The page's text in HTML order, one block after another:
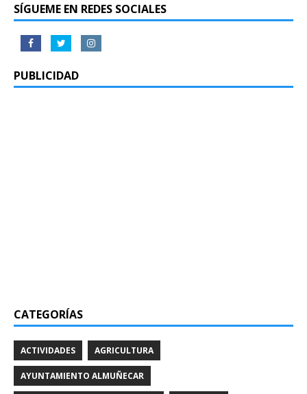
SÍGUEME EN REDES SOCIALES
PUBLICIDAD
CATEGORÍAS
ACTIVIDADES AGRICULTURA
AYUNTAMIENTO ALMUÑECAR